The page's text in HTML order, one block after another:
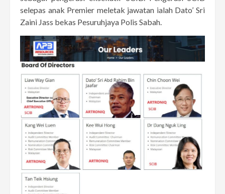
selepas anak Premier meletak jawatan ialah Dato’ Sri
Zaini Jass bekas Pesuruhjaya Polis Sabah.